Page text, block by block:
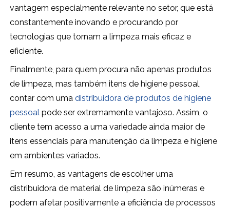
vantagem especialmente relevante no setor, que está
constantemente inovando e procurando por
tecnologias que tornam a limpeza mais eficaz e
eficiente.
Finalmente, para quem procura não apenas produtos
de limpeza, mas também itens de higiene pessoal,
contar com umadistribuidora de produtos de higiene
pessoal pode ser extremamente vantajoso. Assim, o
cliente tem acesso a uma variedade ainda maior de
itens essenciais para manutenção da limpeza e higiene
em ambientes variados.
Em resumo, as vantagens de escolher uma
distribuidora de material de limpeza são inúmeras e
podem afetar positivamente a eficiência de processos